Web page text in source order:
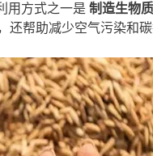
用方式之一是 制造生物
帮助减少空气污染和碳